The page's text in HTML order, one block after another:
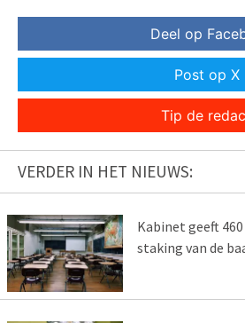
Deel op
Post op X
Tip de
VERDER IN HET NIEUWS:
Kabinet geeft
staking van de